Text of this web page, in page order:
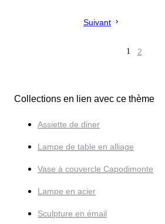
Suivant
1 2
Collections en lien avec ce thème
Assiette de diner
Lampe de table en alliage
Vase à couvercle Capodimonte
Lampe en acier
Sculpture en émail